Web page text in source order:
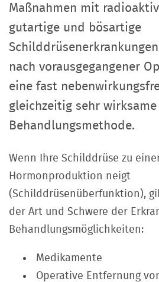
Maßnahmen mit
gutartige und bösartige
nach vorausgegangener
eine fast
gleichzeitig sehr wirksame
Behandlungsmethode.
Wenn Ihre Schilddrüse zu
Hormonproduktion neigt
(Schilddrüsenüberfunktion),
der Art und Schwere der
Behandlungsmöglichkeiten:
Medikamente
Operative Entfernung